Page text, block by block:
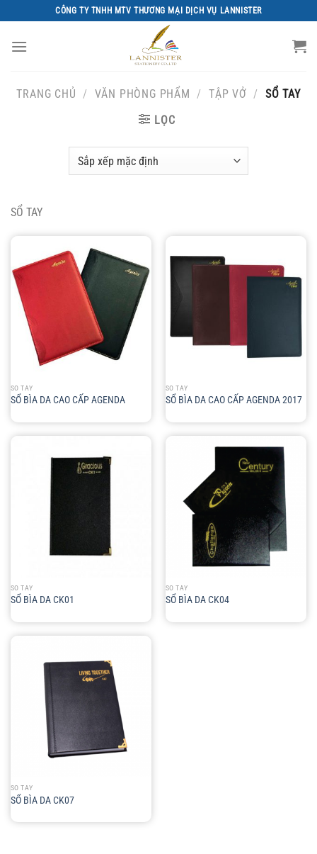
đến
nội
CÔNG TY TNHH MTV THƯƠNG MẠI DỊCH VỤ LANNISTER
TRANG CHỦ / VĂN PHÒNG PHẨM / TẬP VỞ /
SỔ TAY
LỌC
SỔ TAY
SỔ TAY
SỔ BÌA DA CAO CẤP AGENDA
SỔ TAY
SỔ BÌA DA CAO CẤP AGENDA 2017
SỔ TAY
SỔ BÌA DA CK01
SỔ TAY
SỔ BÌA DA CK04
SỔ TAY
SỔ BÌA DA CK07